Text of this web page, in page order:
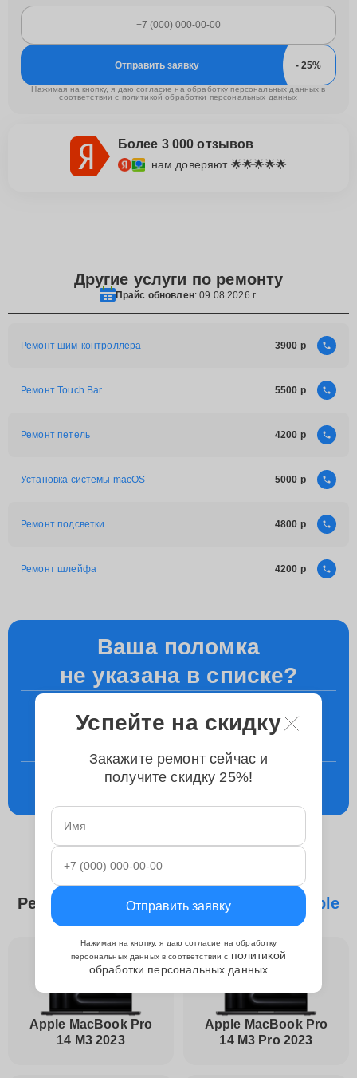
Отправить заявку
Нажимая на кнопку, я даю согласие на обработку персональных данных в
соответствии с политикой обработки персональных данных
Более 3 000 отзывов
нам доверяют 🌟🌟🌟🌟🌟
Другие услуги по ремонту
Прайс обновлен: 09.08.2026 г.
Ремонт шим-контроллера 3900
Ремонт Touch Bar 5500
Ремонт петель 4200
Установка системы macOS 5000
Ремонт подсветки 4800
Ремонт шлейфа 4200
Ваша поломка
не указана в списке?
+7 (863) 276-89-77
Консультацияв телеграм
Ремонтируем следующие модели Apple
Apple MacBook Pro
14 M3 2023
Apple MacBook Pro
14 M3 Pro 2023
Успейте на скидку
Закажите ремонт сейчас и
получите скидку 25%!
Отправить заявку
Нажимая на кнопку, я даю согласие на обработку
персональных данных в соответствии с политикой
обработки персональных данных